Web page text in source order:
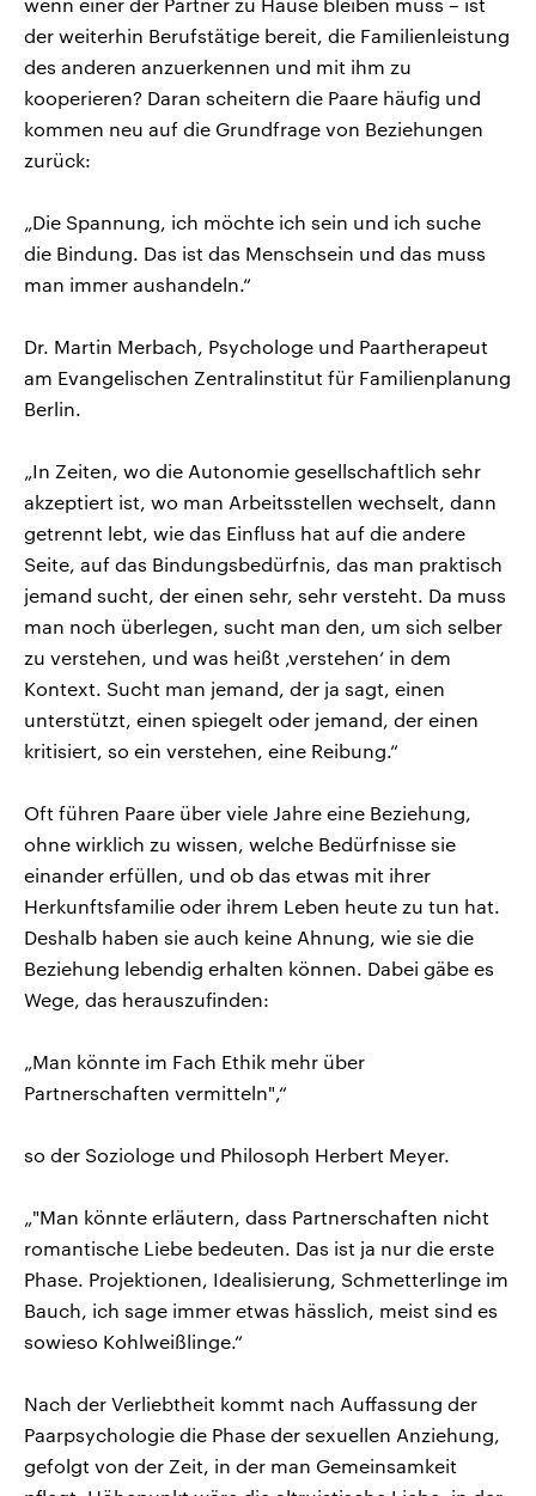
der weiterhin Berufstätige bereit, die Familienleistung
des anderen anzuerkennen und mit ihm zu
kooperieren? Daran scheitern die Paare häufig und
kommen neu auf die Grundfrage von Beziehungen
zurück:
„Die Spannung, ich möchte ich sein und ich suche
die Bindung. Das ist das Menschsein und das muss
man immer aushandeln.“
Dr. Martin Merbach, Psychologe und Paartherapeut
am Evangelischen Zentralinstitut für Familienplanung
Berlin.
„In Zeiten, wo die Autonomie gesellschaftlich sehr
akzeptiert ist, wo man Arbeitsstellen wechselt, dann
getrennt lebt, wie das Einfluss hat auf die andere
Seite, auf das Bindungsbedürfnis, das man praktisch
jemand sucht, der einen sehr, sehr versteht. Da muss
man noch überlegen, sucht man den, um sich selber
zu verstehen, und was heißt ‚verstehen‘ in dem
Kontext. Sucht man jemand, der ja sagt, einen
unterstützt, einen spiegelt oder jemand, der einen
kritisiert, so ein verstehen, eine Reibung.“
Oft führen Paare über viele Jahre eine Beziehung,
ohne wirklich zu wissen, welche Bedürfnisse sie
einander erfüllen, und ob das etwas mit ihrer
Herkunftsfamilie oder ihrem Leben heute zu tun hat.
Deshalb haben sie auch keine Ahnung, wie sie die
Beziehung lebendig erhalten können. Dabei gäbe es
Wege, das herauszufinden:
„Man könnte im Fach Ethik mehr über
Partnerschaften vermitteln",“
so der Soziologe und Philosoph Herbert Meyer.
„"Man könnte erläutern, dass Partnerschaften nicht
romantische Liebe bedeuten. Das ist ja nur die erste
Phase. Projektionen, Idealisierung, Schmetterlinge im
Bauch, ich sage immer etwas hässlich, meist sind es
sowieso Kohlweißlinge.“
Nach der Verliebtheit kommt nach Auffassung der
Paarpsychologie die Phase der sexuellen Anziehung,
gefolgt von der Zeit, in der man Gemeinsamkeit